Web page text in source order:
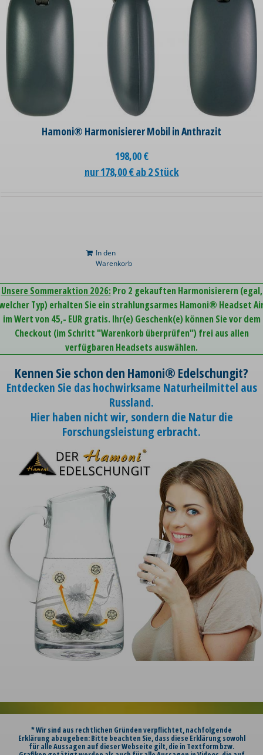
Hamoni® Harmonisierer Mobil in Anthrazit
198,00€
nur 178,00 € ab 2 Stück
In den
Warenkorb
Unsere Sommeraktion 2026: Pro 2 gekauften Harmonisierern (egal,
Typ) erhalten Sie ein strahlungsarmes Hamoni® Headset
im Wert von 45,- EUR gratis. Ihr(e) Geschenk(e) können Sie vor dem
Checkout (im Schritt "Warenkorb überprüfen") frei aus allen
verfügbaren Headsets auswählen.
Kennen Sie schon den Hamoni® Edelschungit?
Entdecken Sie das hochwirksame Naturheilmittel aus
Russland.
Hier haben nicht wir, sondern die Natur die
Forschungsleistung erbracht.
* Wir sind aus rechtlichen Gründen verpflichtet, nachfolgende
Erklärung abzugeben: Bitte beachten Sie, dass diese Erklärung sowohl
für alle Aussagen auf dieser Webseite gilt, die in Textform bzw.